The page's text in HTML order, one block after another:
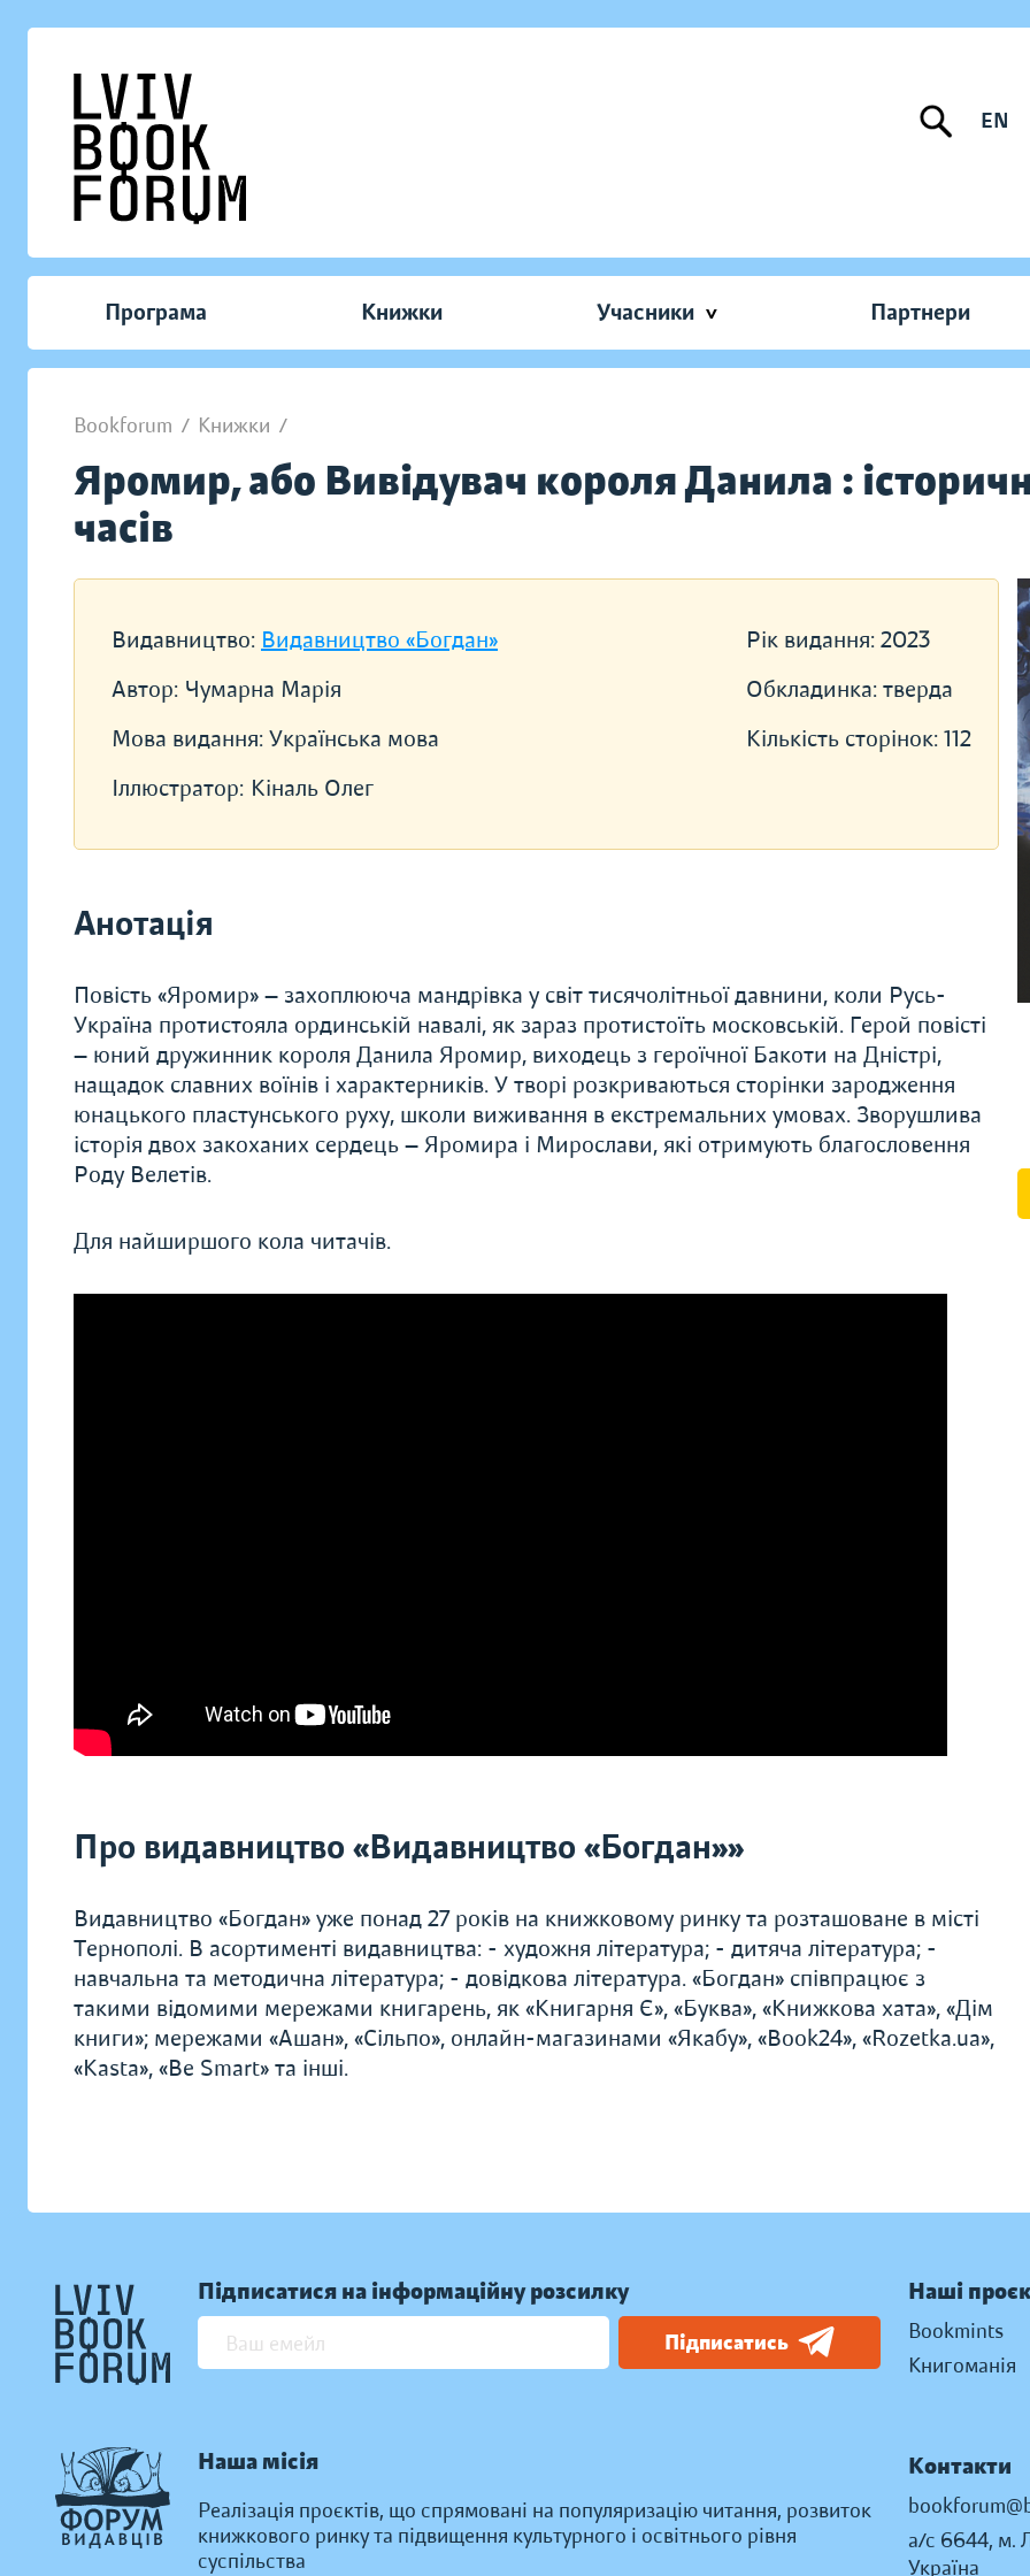
EN
Програма Книжки Учасники Партнери
Bookforum / Книжки /
Яромир, або Вивідувач короля Данила :
часів
Видавництво: Видавництво «Богдан»
Автор: Чумарна Марія
Мова видання: Українська мова
Іллюстратор: Кіналь Олег
Рік видання: 2023
Обкладинка: тверда
Кількість сторінок: 112
Анотація
Повість «Яромир» — захоплююча мандрівка у світ тисячолітньої давнини, коли Русь-
Україна протистояла ординській навалі, як зараз протистоїть московській. Герой повісті
— юний дружинник короля Данила Яромир, виходець з героїчної Бакоти на Дністрі,
нащадок славних воїнів і характерників. У творі розкриваються сторінки зародження
юнацького пластунського руху, школи виживання в екстремальних умовах. Зворушлива
історія двох закоханих сердець — Яромира і Мирослави, які отримують благословення
Роду Велетів.
Для найширшого кола читачів.
Про видавництво «Видавництво «Богдан»»
Видавництво «Богдан» уже понад 27 років на книжковому ринку та розташоване в місті
Тернополі. В асортименті видавництва: - художня література; - дитяча література; -
навчальна та методична література; - довідкова література. «Богдан» співпрацює з
такими відомими мережами книгарень, як «Книгарня Є», «Буква», «Книжкова хата», «Дім
книги»; мережами «Ашан», «Сільпо», онлайн-магазинами «Якабу», «Book24», «Rozetka.ua»,
«Kasta», «Be Smart» та інші.
Підписатися на інформаційну розсилку
Підписатись
Наша місія
Реалізація проєктів, що спрямовані на популяризацію читання, розвиток
книжкового ринку та підвищення культурного і освітнього рівня
суспільства
Наші
Bookmints
Книгоманія
Контакти
а/с 6644, м.
Україна